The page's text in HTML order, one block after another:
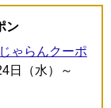
ン
じゃらんクーポ
日（水）～